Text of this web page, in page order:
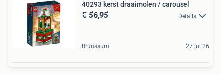
40293 kerst draaimolen / carousel
€ 56,95 Details
Brunssum 27 jul 26